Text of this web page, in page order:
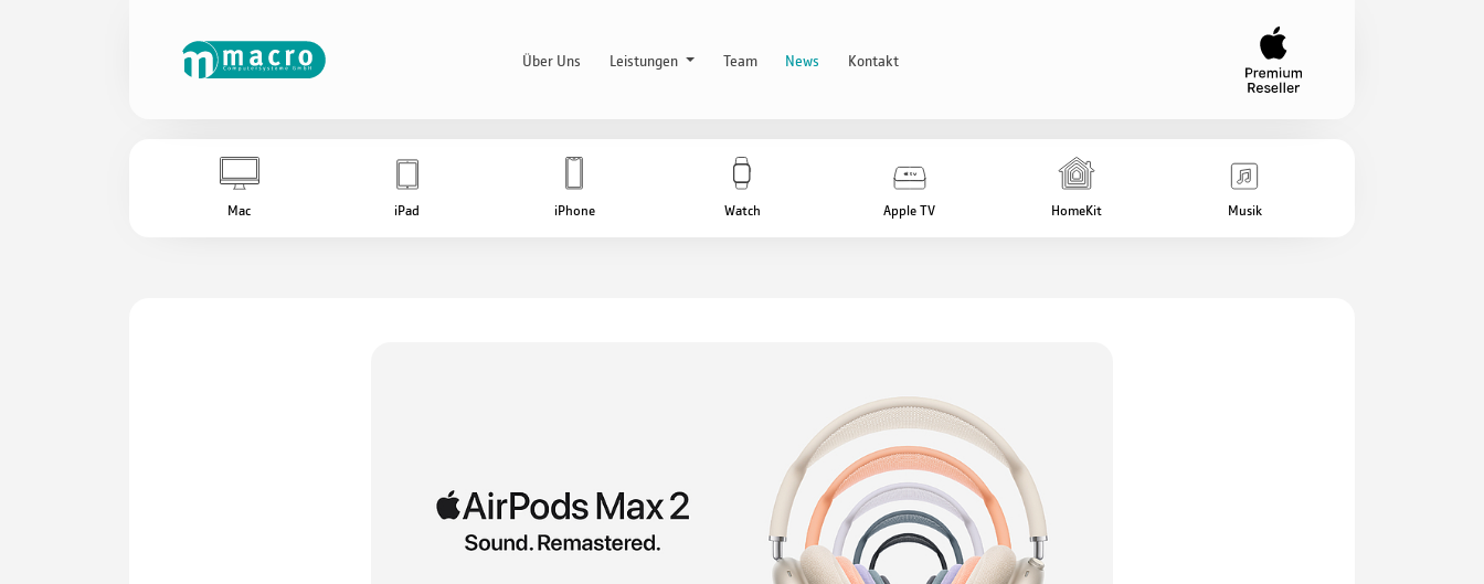
Über Uns Leistungen Team News Kontakt
Mac iPad iPhone Watch Apple TV HomeKit Musik